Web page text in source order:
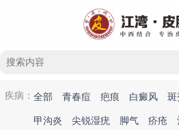
疾病： 全部 青春痘 疤痕 白癜风 斑
甲沟炎 尖锐湿疣 脚气 疥疮